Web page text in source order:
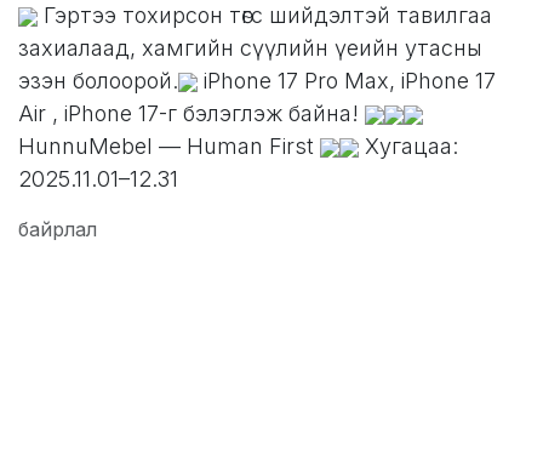
Гэртээ тохирсон төгс шийдэлтэй тавилгаа
захиалаад, хамгийн сүүлийн үеийн утасны
эзэн болоорой.
iPhone 17 Pro Max, iPhone 17
Air , iPhone 17-г бэлэглэж байна!
HunnuMebel — Human First
Хугацаа:
2025.11.01–12.31
байрлал